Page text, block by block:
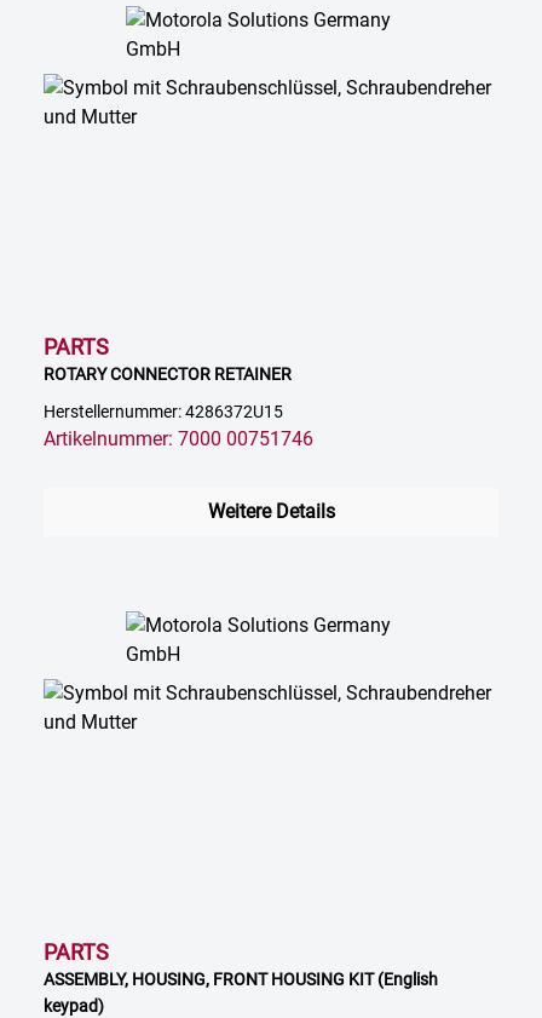
PARTS
ROTARY CONNECTOR RETAINER
Herstellernummer: 4286372U15
Artikelnummer: 7000 00751746
Weitere Details
PARTS
ASSEMBLY, HOUSING, FRONT HOUSING KIT (English
keypad)